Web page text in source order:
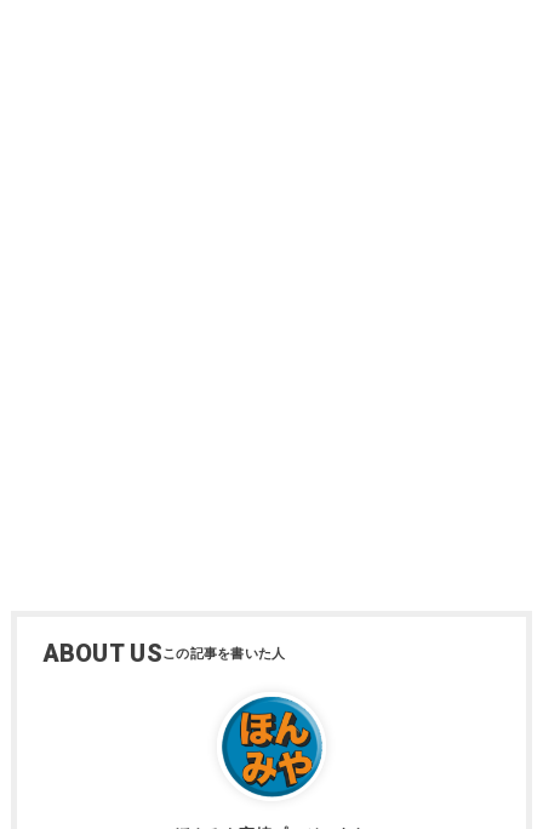
ABOUT US